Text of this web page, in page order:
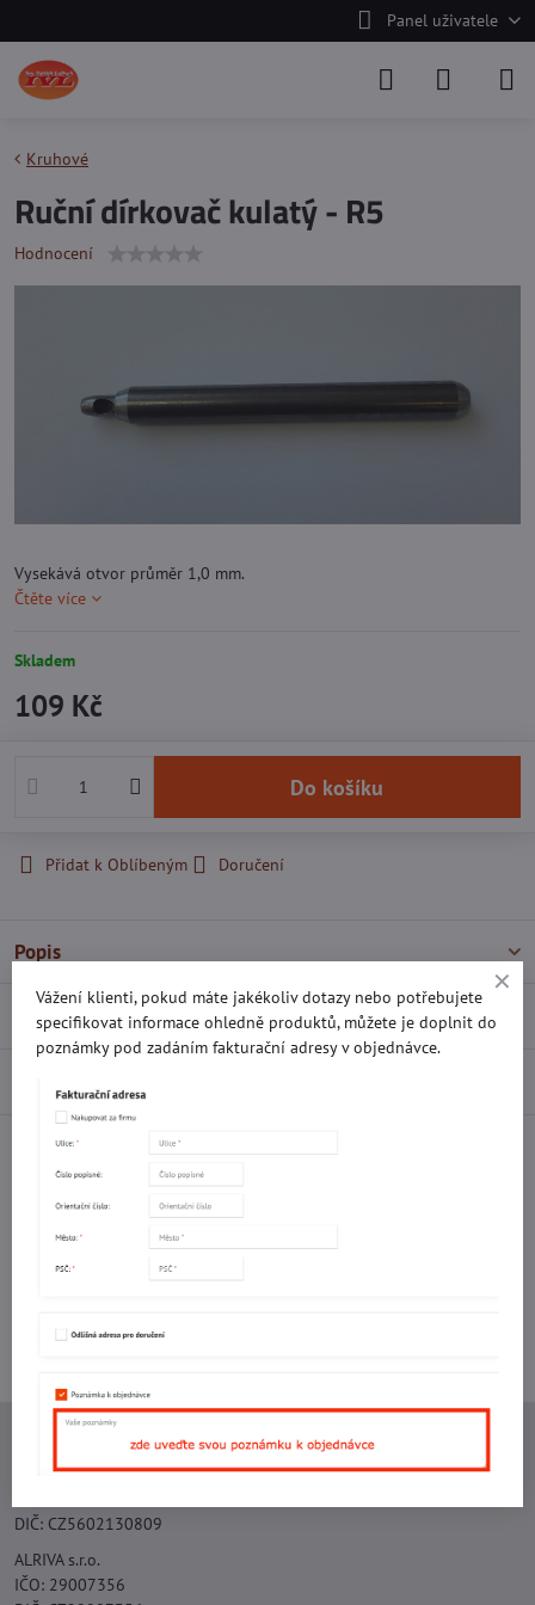
Panel uživatele
Kruhové
Ruční dírkovač kulatý - R5
Hodnocení
Vysekává otvor průměr 1,0 mm.
Čtěte více
Skladem
109 Kč
Do košíku
Přidat k Oblíbeným Doručení
Popis
Recenze 0
Facebook Twitter Bluesky
Potřebujete poradit s objednávkou?
Kontaktujte nás:
+420 577 523 563
Ing. Vojtěch Lečbych - IVL
DIČ: CZ5602130809
ALRIVA s.r.o.
IČO: 29007356
Vážení klienti, pokud máte jakékoliv dotazy nebo potřebujete
specifikovat informace ohledně produktů, můžete je doplnit do
poznámky pod zadáním fakturační adresy v objednávce.